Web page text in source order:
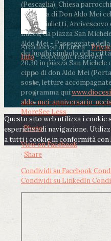
(Pescaglia), Chiesa
memoria di Don Aldo Mei
Paolo Giulietti, Arcivescovo
Lucca, da piazza San
Aldo Mei - Passeggiata
dei luoghi simbolo della
20.30 in piazza San Michele
cippo di don Aldo Mei
soste, letture
programma qui:
aldo-mei-anniversario-
MoreSee Less
Photo
View on Facebook
· Share
Condividi su Facebook
Condividi su LinkedIn
Arcidiocesi di Lucca -
Info- Copyright reserved
Questo sito web utilizza i cookie
esperienza di navigazione.
a tutti i cookie in conformità con